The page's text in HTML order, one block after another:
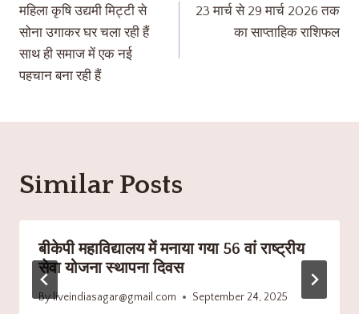
महिला कृषि उद्यमी मिट्टी से
सोना उगाकर घर चला रही हैं
साथ ही समाज में एक नई
पहचान बना रही हैं
23 मार्च से 29 मार्च 2026 तक
का साप्ताहिक राशिफल
Similar Posts
बीकेपी महाविद्यालय में मनाया गया 56 वां राष्ट्रीय
सेवा योजना स्थापना दिवस
Byliveindiasagar@gmail.com September 24, 2025